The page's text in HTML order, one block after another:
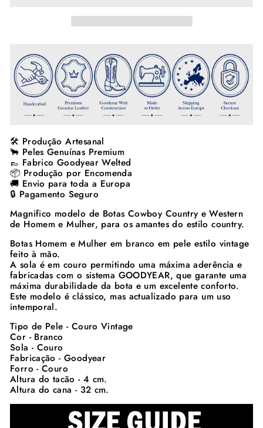
🛠️ Produção Artesanal
🐂 Peles Genuínas Premium
👞 Fabrico Goodyear Welted
📦 Produção por Encomenda
🚚 Envio para toda a Europa
🔒 Pagamento Seguro
Magnifico modelo de Botas Cowboy Country e Western
de Homem e Mulher, para os amantes do estilo country.
Botas Homem e Mulher em branco em pele estilo vintage
feito à mão.
A sola é em couro permitindo uma máxima aderência e
fabricadas com o sistema GOODYEAR, que garante uma
máxima durabilidade da bota e um excelente conforto.
Este modelo é clássico, mas actualizado para um uso
intemporal.
Tipo de Pele - Couro Vintage
Cor - Branco
Sola - Couro
Fabricação - Goodyear
Forro - Couro
Altura do tacão - 4 cm.
Altura do cana - 32 cm.